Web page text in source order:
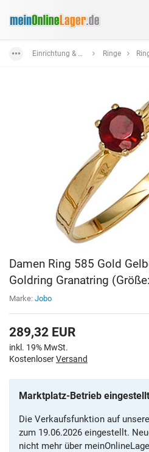
Einrichtung & Wohnaccessoires Ringe
Damen Ring 585 Gold
Goldring Granatring
Marke: Jobo
289,32 EUR
inkl. 19% MwSt.
KostenloserVersand
Marktplatz-Betrieb eingestellt
Die Verkaufsfunktion auf
zum 19.06.2026 eingestellt.
nicht mehr über